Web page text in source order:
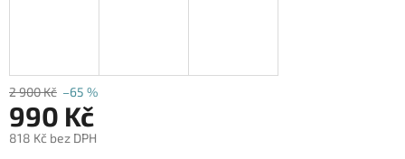
2 900 Kč –65 %
990 Kč
818 Kč bez DPH